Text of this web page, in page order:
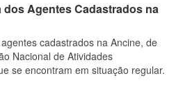
Agentes Cadastrados na
cadastrados na Ancine, de
Nacional de Atividades
se encontram em situação regular.